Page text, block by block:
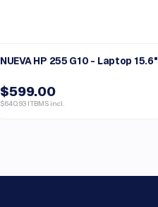
NUEVA HP 255 G10 - Laptop 15.6"
$599.00
$640.93 ITBMS incl.